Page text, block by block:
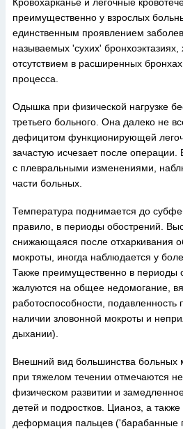
преимущественно у взрослых
единственным проявлением
называемых 'сухих'
отсутствием в расширенных
процесса.
Одышка при физической нагрузке
третьего больного. Она далеко не
дефицитом функционирующей
зачастую исчезает после операции.
с плевральными изменениями,
части больных.
Температура поднимается до
правило, в периоды обострений.
снижающаяся после отхаркивания
мокроты, иногда наблюдается у
Также преимущественно в периоды
жалуются на общее недомогание,
работоспособности, подавленность
наличии зловонной мокроты и
дыхании).
Внешний вид большинства больных
при тяжелом течении отмечаются
физическом развитии и
детей и подростков. Цианоз, а
деформация пальцев ('барабанные